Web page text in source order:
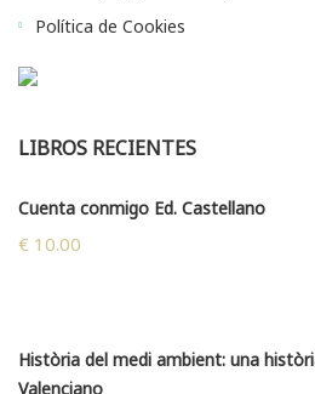
Política de Cookies
LIBROS RECIENTES
Cuenta conmigo Ed. Castellano
€ 10.00
Història del medi ambient: una
Valenciano